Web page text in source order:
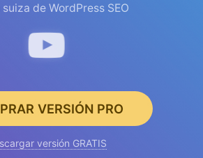
de WordPress SEO
VERSIÓN PRO
versión GRATIS